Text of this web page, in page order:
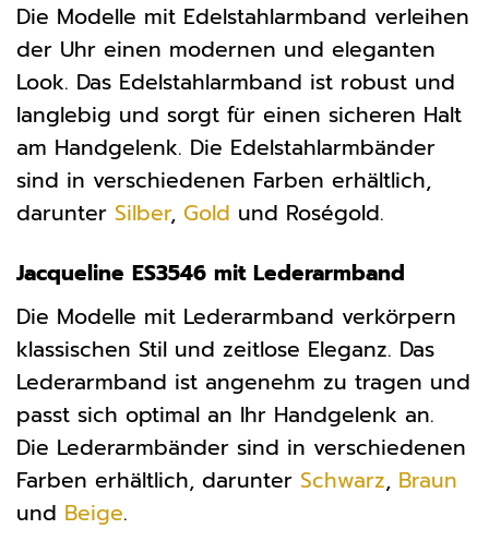
Die Modelle mit Edelstahlarmband verleihen
der Uhr einen modernen und eleganten
Look. Das Edelstahlarmband ist robust und
langlebig und sorgt für einen sicheren Halt
am Handgelenk. Die Edelstahlarmbänder
sind in verschiedenen Farben erhältlich,
darunter Silber, Gold und Roségold.
Jacqueline ES3546 mit Lederarmband
Die Modelle mit Lederarmband verkörpern
klassischen Stil und zeitlose Eleganz. Das
Lederarmband ist angenehm zu tragen und
passt sich optimal an Ihr Handgelenk an.
Die Lederarmbänder sind in verschiedenen
Farben erhältlich, darunter Schwarz, Braun
und Beige.